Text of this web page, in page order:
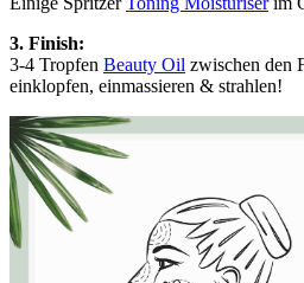
3. Finish:
3-4 Tropfen Beauty Oil zwischen den
einklopfen, einmassieren & strahlen!